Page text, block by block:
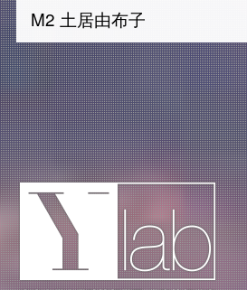
M2 土居由布子